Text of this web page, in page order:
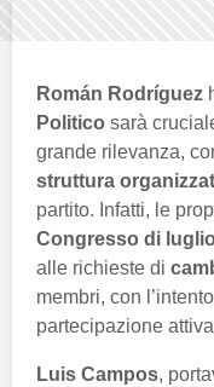
Román Rodríguez
Politico sarà
grande rilevanza,
struttura
partito. Infatti, le
Congresso di luglio
alle richieste di
membri, con
partecipazione
Luis Campos,